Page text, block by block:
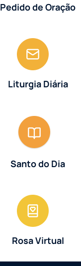
Pedido de Oração
Liturgia Diária
Santo do Dia
Rosa Virtual